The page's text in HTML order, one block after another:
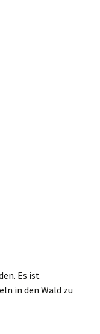
Es ist
in den Wald zu